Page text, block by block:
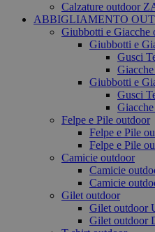
Calzature outdoor
ABBIGLIAMENTO
Giubbotti e Giacche
Giubbotti e
Gusci
Giubbotti e
Gusci
Felpe e Pile outdoor
Felpe e Pile
Felpe e Pile
Camicie outdoor
Camicie
Camicie
Gilet outdoor
Gilet outdoor
Gilet outdoor